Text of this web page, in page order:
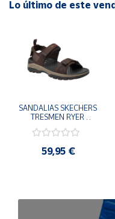
Lo último de este
SANDALIAS SKECHERS
TRESMEN RYER
205112-CHOC
COMODAS
59,95 €